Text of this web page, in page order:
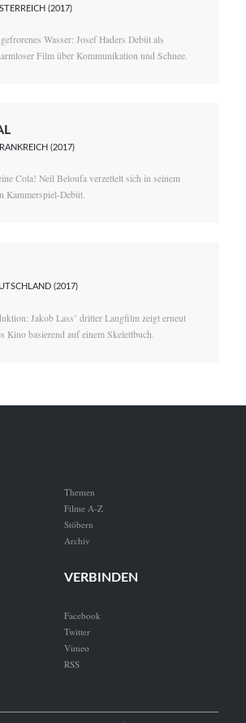
(2017)
Wasser: Josef Haders Debüt als
Film über Kommunikation und Schnee.
(2017)
Cola! Neïl Beloufa verzettelt sich in seinem
Kammerspiel-Debüt.
(2017)
Jakob Lass’ dritter Langfilm zeigt erneut
Kino basierend auf einem Skelettbuch.
Themen
Filme A-Z
Stöbern
Archiv
VERBINDEN
Facebook
Twitter
Vimeo
RSS